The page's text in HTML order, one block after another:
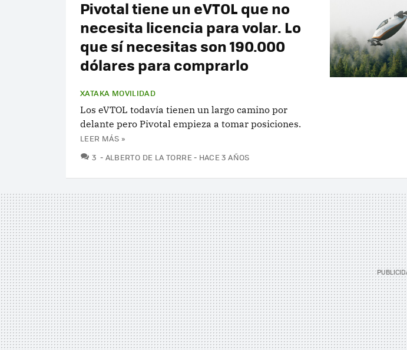
Pivotal tiene un eVTOL que no
necesita licencia para volar. Lo
que sí necesitas son 190.000
dólares para comprarlo
XATAKA MOVILIDAD
Los eVTOL todavía tienen un largo camino por
delante pero Pivotal empieza a tomar posiciones.
LEER MÁS »
3 COMENTARIOS
ALBERTO DE LA TORRE HACE 3 AÑOS